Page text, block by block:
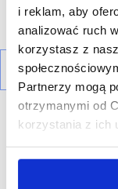
i reklam, aby
analizować ruch
korzystasz z
Partnerzy mogą
otrzymanymi od
korzystania z ich